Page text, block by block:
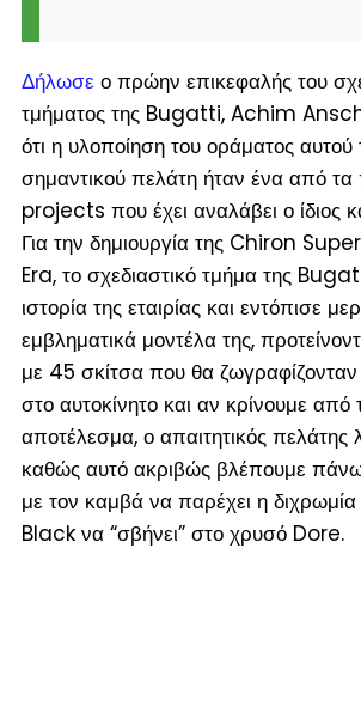
Δήλωσε ο πρώην επικεφαλής του
τμήματος της Bugatti, Achim
ότι η υλοποίηση του οράματος
σημαντικού πελάτη ήταν ένα από τα
projects που έχει αναλάβει ο ίδιος
Για την δημιουργία της Chiron
Era, το σχεδιαστικό τμήμα της
ιστορία της εταιρίας και εντόπισε
εμβληματικά μοντέλα της,
με 45 σκίτσα που θα
στο αυτοκίνητο και αν κρίνουμε από
αποτέλεσμα, ο απαιτητικός πελάτης
καθώς αυτό ακριβώς βλέπουμε
με τον καμβά να παρέχει η
Black να “σβήνει” στο χρυσό Dore.